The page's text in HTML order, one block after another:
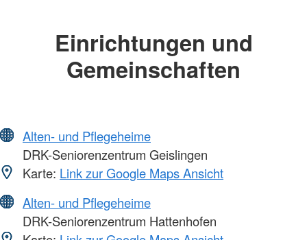
Einrichtungen und
Gemeinschaften
Alten- und Pflegeheime
DRK-Seniorenzentrum Geislingen
Karte: Link zur Google Maps Ansicht
Alten- und Pflegeheime
DRK-Seniorenzentrum Hattenhofen